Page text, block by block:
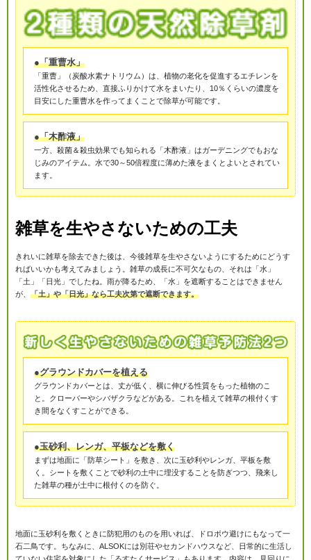
●「重曹水」
「重曹」（炭酸水素ナトリウム）は、植物の老化を促進するエチレンを
活性化させるため、直接ふりかけて水をまいたり、10％くらいの濃度を
目安にした重曹水を作ってまくことで除草が可能です。
●「木酢液」
一方、殺菌＆殺虫効果でも知られる「木酢液」はガーデニングでもおな
じみのアイテム。水で30～50倍程度に薄めた液をまくとよいとされてい
ます。
雑草を生やさないための工夫
きれいに雑草を除去できた後は、今後雑草を生やさないようにするためにどうす
ればいいかも考えてみましょう。雑草の成長に不可欠なもの、それは「水」
「土」「日光」でしたね。雨が降るため、「水」を遮断することはできません
が、 「土」や「日光」なら工夫次第で遮断できます。
●グラウンドカバーを植える
グラウンドカバーとは、丈が低く、横に伸びる性質をもった植物のこ
と。クローバーやシバザクラなどがある。これを植えて雑草の根付くす
き間をなくすことができる。
●玉砂利、レンガ、平板などを敷く
まずは地面に「防草シート」を敷き、次に玉砂利やレンガ、平板を敷
く。シートを敷くことで砂利の土中に埋没することを防ぎつつ、飛来し
た雑草の種が土中に根付くのを防ぐ。
地面に玉砂利を敷くときに防犯用のものを用いれば、ドロボウ避けにもなって一
石二鳥です。ちなみに、ALSOKには別荘やセカンドハウスなど、日常的に生活し